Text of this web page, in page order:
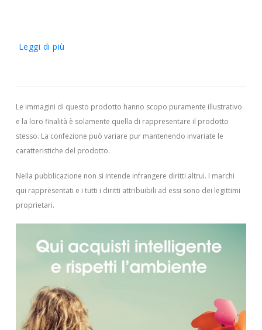
Leggi di più
Le immagini di questo prodotto hanno scopo puramente illustrativo
e la loro finalità è solamente quella di rappresentare il prodotto
stesso. La confezione può variare pur mantenendo invariate le
caratteristiche del prodotto.
Nella pubblicazione non si intende infrangere diritti altrui. I marchi
qui rappresentati e i tutti i diritti attribuibili ad essi sono dei legittimi
proprietari.